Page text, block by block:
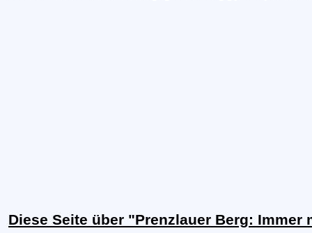
Diese Seite über "Prenzlauer Berg: Immer